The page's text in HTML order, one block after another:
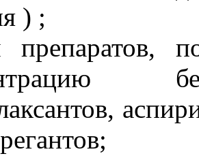
) ;
препаратов,